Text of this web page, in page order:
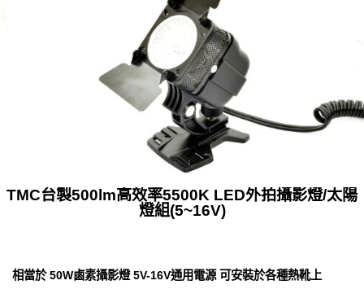
TMC台製500lm高效率5500K LED外拍攝影燈/太陽
燈組(5~16V)
相當於 50W鹵素攝影燈 5V-16V通用電源 可安裝於各種熱靴上